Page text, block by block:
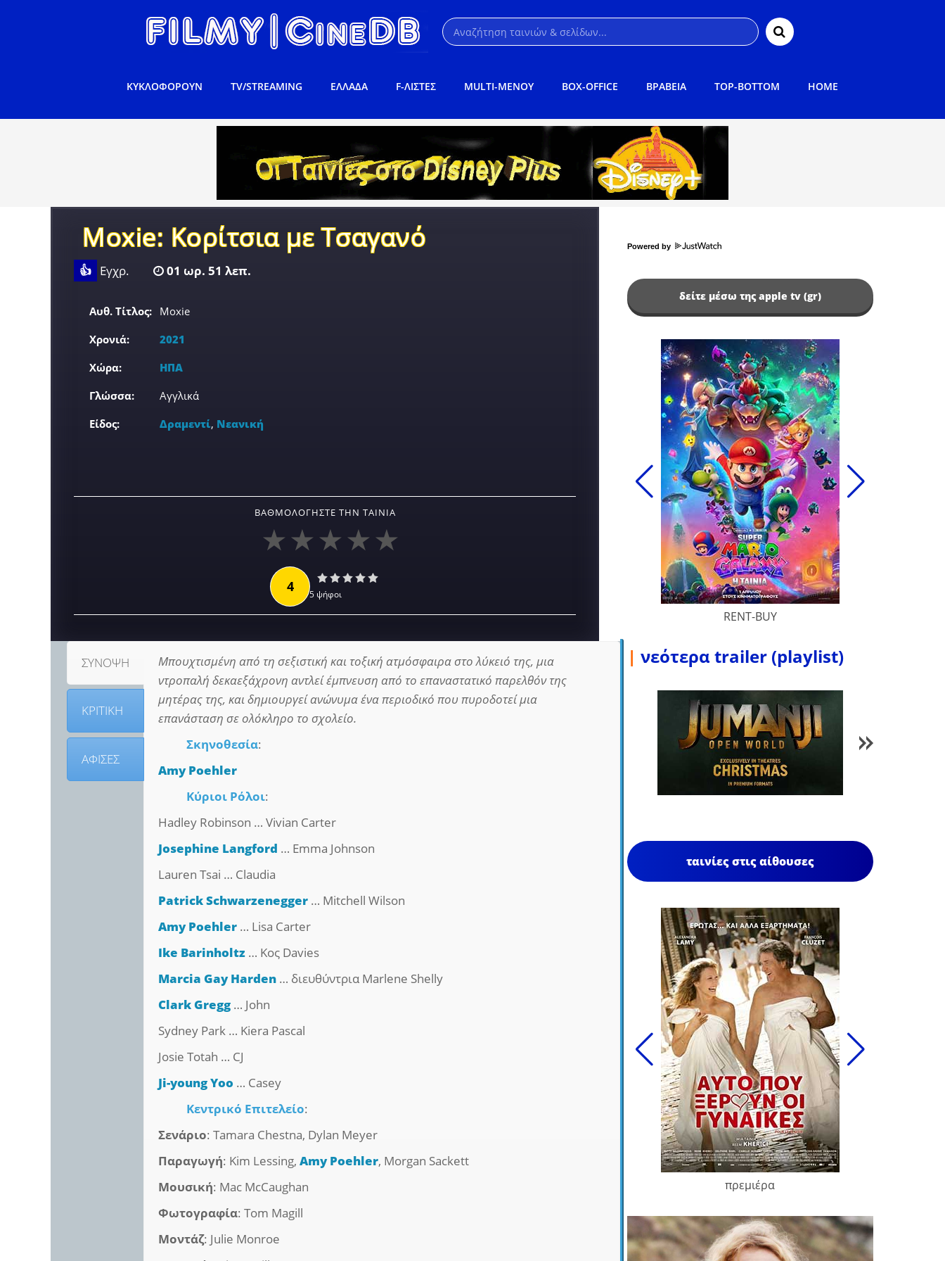
ΚΥΚΛΟΦΟΡΟΥΝ TV/STREAMING ΕΛΛΑΔΑ F-ΛΙΣΤΕΣ MULTI-ΜΕΝΟΥ BOX-OFFICE ΒΡΑΒΕΙΑ TOP-BOTTOM HOME
Moxie: Κορίτσια με Τσαγανό
👍 Εγχρ. 01 ωρ. 51 λεπ.
Αυθ. Τίτλος: Moxie
Χρονιά:
2021
Χώρα:
ΗΠΑ
Γλώσσα:
Αγγλικά
Είδος:
Δραμεντί, Νεανική
ΒΑΘΜΟΛΟΓΉΣΤΕ ΤΗΝ ΤΑΙΝΊΑ
4 5 ψήφοι
ΣΥΝΟΨΗ
ΚΡΙΤΙΚΗ
ΑΦΙΣΕΣ
Μπουχτισμένη από τη σεξιστική και τοξική ατμόσφαιρα στο λύκειό της, μια
ντροπαλή δεκαεξάχρονη αντλεί έμπνευση από το επαναστατικό παρελθόν της
μητέρας της, και δημιουργεί ανώνυμα ένα περιοδικό που πυροδοτεί μια
επανάσταση σε ολόκληρο το σχολείο.
Σκηνοθεσία:
Amy Poehler
Κύριοι Ρόλοι:
Hadley Robinson … Vivian Carter
Josephine Langford … Emma Johnson
Lauren Tsai … Claudia
Patrick Schwarzenegger … Mitchell Wilson
Amy Poehler … Lisa Carter
Ike Barinholtz … Κος Davies
Marcia Gay Harden … διευθύντρια Marlene Shelly
Clark Gregg … John
Sydney Park … Kiera Pascal
Josie Totah … CJ
Ji-young Yoo … Casey
Κεντρικό Επιτελείο:
Σενάριο: Tamara Chestna, Dylan Meyer
Παραγωγή: Kim Lessing,Amy Poehler, Morgan Sackett
Μουσική: Mac McCaughan
Φωτογραφία: Tom Magill
Μοντάζ: Julie Monroe
Powered by
δείτε μέσω της apple tv (gr)
RENT-BUY
| νεότερα trailer (playlist)
1/85
ταινίες στις αίθουσες
πρεμιέρα